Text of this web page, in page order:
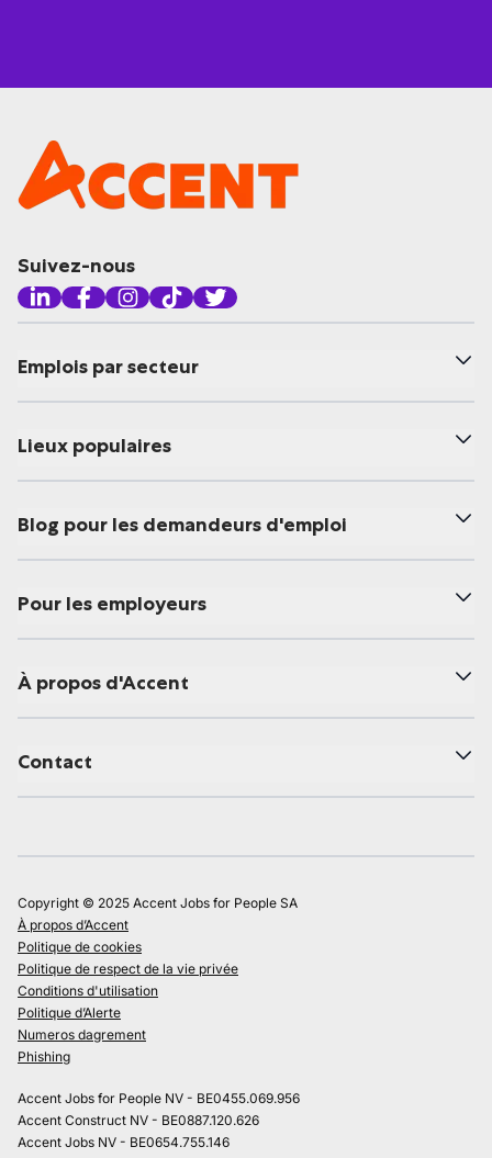
Suivez-nous
Emplois par secteur
Lieux populaires
Blog pour les demandeurs d'emploi
Pour les employeurs
À propos d'Accent
Contact
Copyright © 2025 Accent Jobs for People SA
À propos d’Accent
Politique de cookies
Politique de respect de la vie privée
Conditions d'utilisation
Politique d’Alerte
Numeros dagrement
Phishing
Accent Jobs for People NV - BE0455.069.956
Accent Construct NV - BE0887.120.626
Accent Jobs NV - BE0654.755.146